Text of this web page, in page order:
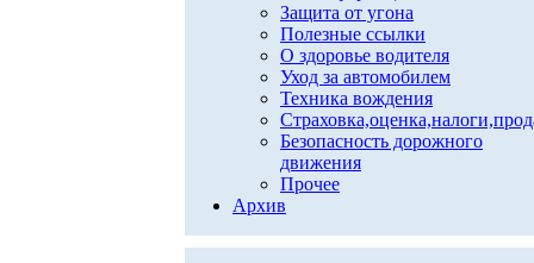
Защита от угона
Полезные ссылки
О здоровье водителя
Уход за автомобилем
Техника вождения
Безопасность дорожного
движения
Прочее
Архив